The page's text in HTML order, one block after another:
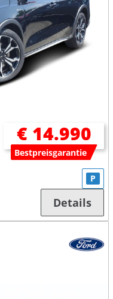
€ 14.990
Bestpreisgarantie
P
Details